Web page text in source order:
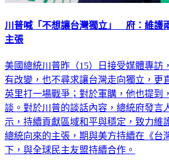
川普喊「不想讓台灣獨立」 府：維護
主張
美國總統川普昨（15）日接受媒體專訪
有改變，也不尋求讓台灣走向獨立，更
英里打一場戰爭；對於軍購，他也提到
談。對於川普的談話內容，總統府發言
示，持續貢獻區域和平與穩定，致力維
總統向來的主張，期與美方持續在《台
下，與全球民主友盟持續合作。